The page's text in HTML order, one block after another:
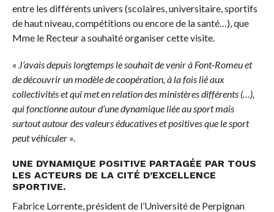
entre les différents univers (scolaires, universitaire, sportifs
de haut niveau, compétitions ou encore de la santé…), que
Mme le Recteur a souhaité organiser cette visite.
« J’avais depuis longtemps le souhait de venir à Font-Romeu et
de découvrir un modèle de coopération, à la fois lié aux
collectivités et qui met en relation des ministères différents (…),
qui fonctionne autour d’une dynamique liée au sport mais
surtout autour des valeurs éducatives et positives que le sport
peut véhiculer».
UNE DYNAMIQUE POSITIVE PARTAGÉE PAR TOUS
LES ACTEURS DE LA CITÉ D’EXCELLENCE
SPORTIVE.
Fabrice Lorrente, président de l’Université de Perpignan